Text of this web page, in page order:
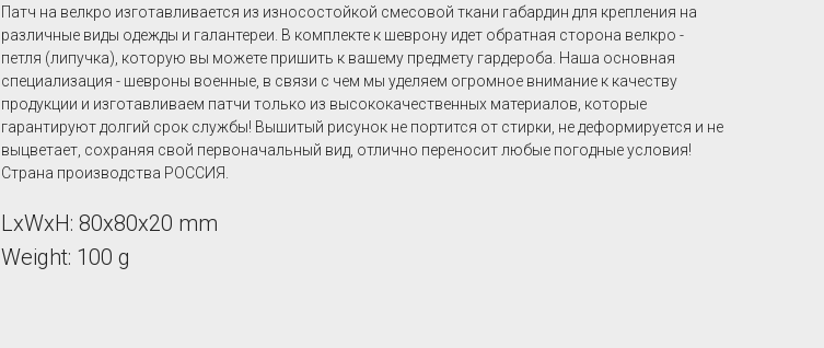
Патч на велкро изготавливается из износостойкой смесовой ткани габардин для крепления на
различные виды одежды и галантереи. В комплекте к шеврону идет обратная сторона велкро -
петля (липучка), которую вы можете пришить к вашему предмету гардероба. Наша основная
специализация - шевроны военные, в связи с чем мы уделяем огромное внимание к качеству
продукции и изготавливаем патчи только из высококачественных материалов, которые
гарантируют долгий срок службы! Вышитый рисунок не портится от стирки, не деформируется и не
выцветает, сохраняя свой первоначальный вид, отлично переносит любые погодные условия!
Страна производства РОССИЯ.
LxWxH: 80x80x20 mm
Weight: 100 g